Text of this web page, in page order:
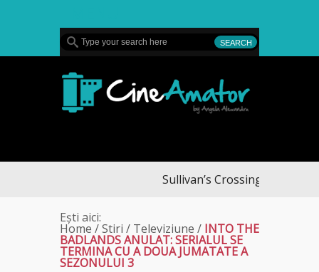
Sullivan’s Crossing – finalul
Ești aici:
Home /Stiri / Televiziune / INTO THE
BADLANDS ANULAT: SERIALUL SE
TERMINA CU A DOUA JUMATATE A
SEZONULUI 3